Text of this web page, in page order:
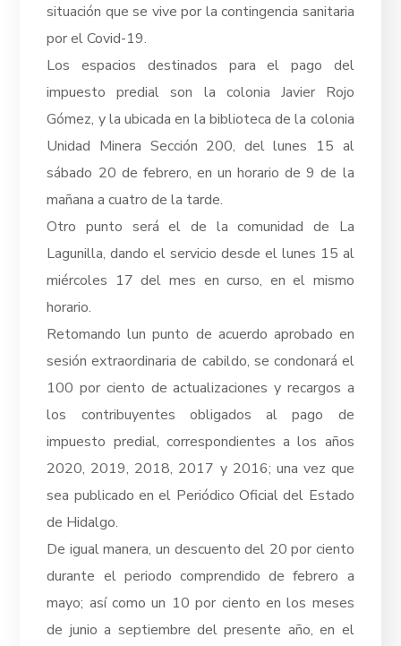
situación que se vive por la contingencia sanitaria
por el Covid-19.
Los espacios destinados para el pago del
impuesto predial son la colonia Javier Rojo
Gómez, y la ubicada en la biblioteca de la colonia
Unidad Minera Sección 200, del lunes 15 al
sábado 20 de febrero, en un horario de 9 de la
mañana a cuatro de la tarde.
Otro punto será el de la comunidad de La
Lagunilla, dando el servicio desde el lunes 15 al
miércoles 17 del mes en curso, en el mismo
horario.
Retomando lun punto de acuerdo aprobado en
sesión extraordinaria de cabildo, se condonará el
100 por ciento de actualizaciones y recargos a
los contribuyentes obligados al pago de
impuesto predial, correspondientes a los años
2020, 2019, 2018, 2017 y 2016; una vez que
sea publicado en el Periódico Oficial del Estado
de Hidalgo.
De igual manera, un descuento del 20 por ciento
durante el periodo comprendido de febrero a
mayo; así como un 10 por ciento en los meses
de junio a septiembre del presente año, en el